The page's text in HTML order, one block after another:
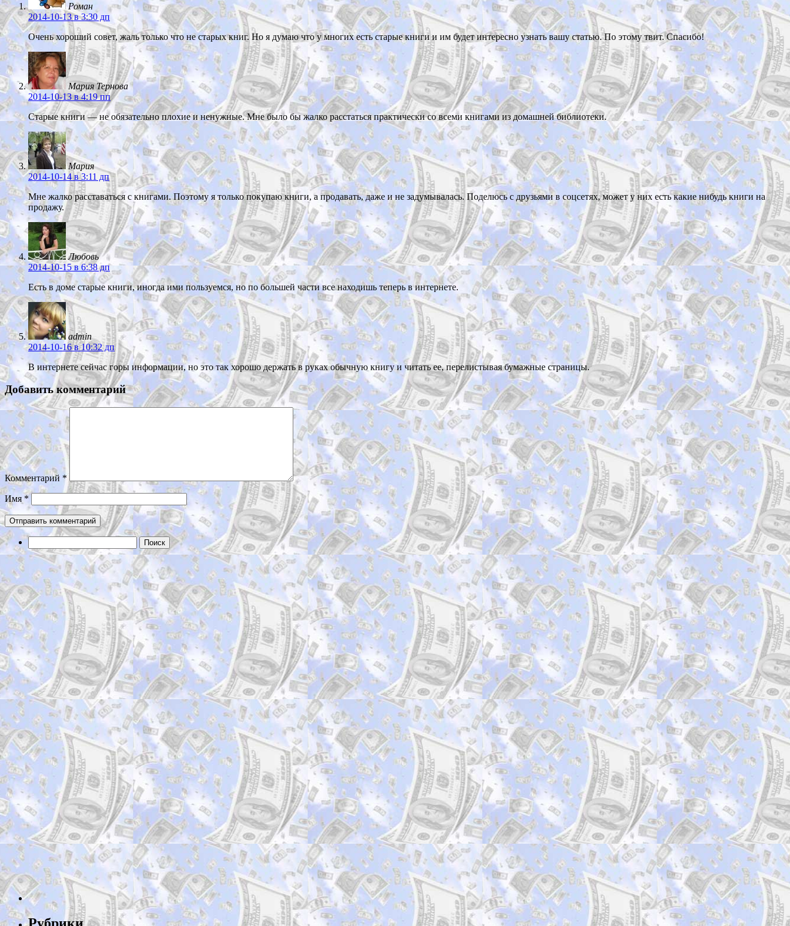
Роман
2014-10-13в 3:30 дп
Очень хороший совет, жаль только что не старых книг. Но я думаю что у многих есть старые книги и им будет интересно узнать вашу статью. По этому твит. Спасибо!
Мария Тернова
2014-10-13в 4:19 пп
Старые книги — не обязательно плохие и ненужные. Мне было бы жалко расстаться практически со всеми книгами из домашней библиотеки.
Мария
2014-10-14в 3:11 дп
Мне жалко расставаться с книгами. Поэтому я только покупаю книги, а продавать, даже и не задумывалась. Поделюсь с друзьями в соцсетях, может у них есть какие нибудь книги на
продажу.
Любовь
2014-10-15в 6:38 дп
Есть в доме старые книги, иногда ими пользуемся, но по большей части все находишь теперь в интернете.
admin
2014-10-16в 10:32 дп
В интернете сейчас горы информации, но это так хорошо держать в руках обычную книгу и читать ее, перелистывая бумажные страницы.
Добавить комментарий
Комментарий *
Имя *
Найти: